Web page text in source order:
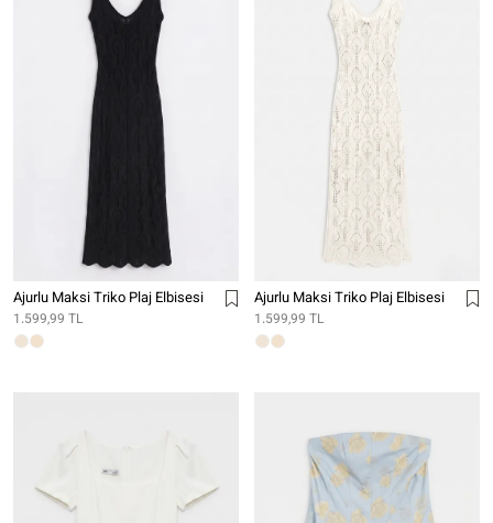
Ajurlu Maksi Triko Plaj Elbisesi
1.599,99 TL
Ajurlu Maksi Triko Plaj Elbisesi
1.599,99 TL